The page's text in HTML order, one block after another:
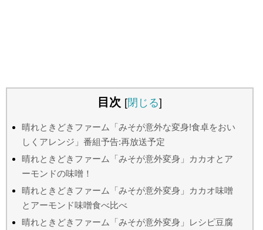
目次 [閉じる]
晴れときどきファーム「みそが意外な変身!食卓をおい
しくアレンジ」番組予告:再放送予定
晴れときどきファーム「みそが意外変身」カカオとア
ーモンドの味噌！
晴れときどきファーム「みそが意外変身」カカオ味噌
とアーモンド味噌食べ比べ
晴れときどきファーム「みそが意外変身」レシピ豆腐